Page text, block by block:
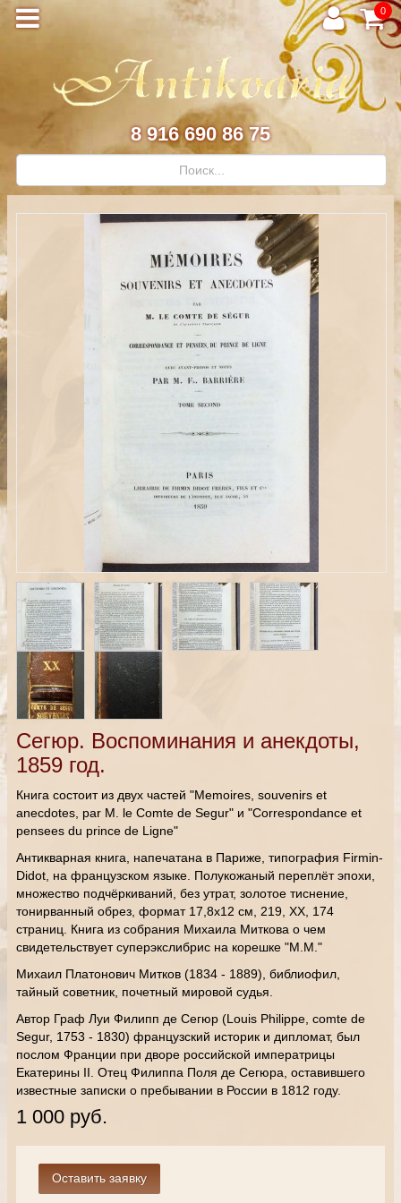
0
8 916 690 86 75
Сегюр. Воспоминания и анекдоты,
1859 год.
Книга состоит из двух частей "Memoires, souvenirs et
anecdotes, par M. le Comte de Segur" и "Correspondance et
pensees du prince de Ligne"
Антикварная книга, напечатана в Париже, типография Firmin-
Didot, на французском языке. Полукожаный переплёт эпохи,
множество подчёркиваний, без утрат, золотое тиснение,
тонирванный обрез, формат 17,8х12 см, 219, XX, 174
страниц. Книга из собрания Михаила Миткова о чем
свидетельствует суперэкслибрис на корешке "М.М."
Михаил Платонович Митков (1834 - 1889), библиофил,
тайный советник, почетный мировой судья.
Автор Граф Луи Филипп де Сегюр (Louis Philippe, comte de
Segur, 1753 - 1830) французский историк и дипломат, был
послом Франции при дворе российской императрицы
Екатерины II. Отец Филиппа Поля де Сегюра, оставившего
известные записки о пребывании в России в 1812 году.
1 000 руб.